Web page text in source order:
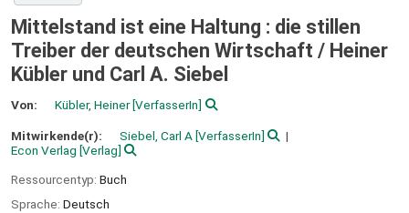
Mittelstand ist eine Haltung : die stillen
Treiber der deutschen Wirtschaft / Heiner
Kübler und Carl A. Siebel
Von: Kübler, Heiner[VerfasserIn]
Mitwirkende(r): Siebel, Carl A [VerfasserIn]
Econ Verlag [Verlag]
Ressourcentyp: Buch
Sprache: Deutsch